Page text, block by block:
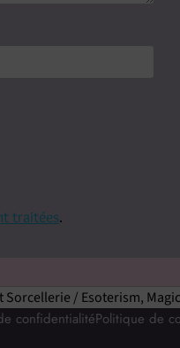
traitées.
Sorcellerie / Esoterism,
confidentialitéPolitique de